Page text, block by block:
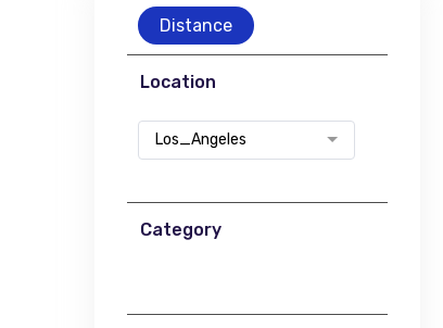
Distance
Location
Los_Angeles
Category